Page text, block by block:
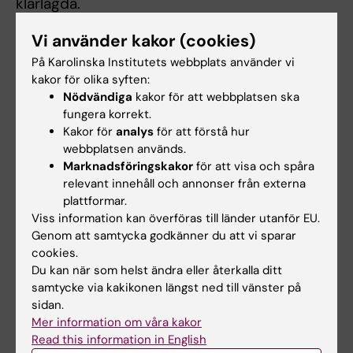
Syftet med projektet är att studera om
sjukfrånvaro och sjuknärvaro är riskfaktorer
för framtida hälsotillstånd eller nedsatt
arbetsförmåga. Datamaterialet utgörs av den
så kallade Arbetslivskohorten, som består av
ett representativt urval av 5.000 personer ur
den svenska befolkningen. Data i form av
intervjuer och enkäter insamlades 2004,
2005 och 2006 för personer som 2004 var
25 till 50 år. Respondenterna informerades i
samband med studien om att svaren skulle
kompletteras med information från SCB:s
register om familjeförhållanden, födelseland,
inkomster, olika bidrag, ersättning p g a
sjukdom och utbildning. I ett tidigare skede
samlades sådana uppgifter in för tiden fram
Vi använder kakor (cookies)
På Karolinska Institutets webbplats använder vi
kakor för olika syften:
Nödvändiga kakor för att webbplatsen ska
fungera korrekt.
Kakor för analys för att förstå hur
webbplatsen används.
Marknadsföringskakor för att visa och spåra
relevant innehåll och annonser från externa
plattformar.
Viss information kan överföras till länder utanför EU.
Genom att samtycka godkänner du att vi sparar
cookies.
Du kan när som helst ändra eller återkalla ditt
samtycke via kakikonen längst ned till vänster på
sidan.
Mer information om våra kakor
Read this information in English